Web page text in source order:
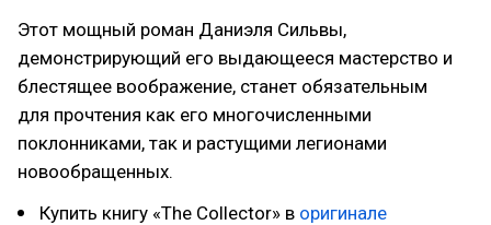
Этот мощный роман Даниэля Сильвы,
демонстрирующий его выдающееся мастерство и
блестящее воображение, станет обязательным
для прочтения как его многочисленными
поклонниками, так и растущими легионами
новообращенных.
Купить книгу «The Collector» в оригинале